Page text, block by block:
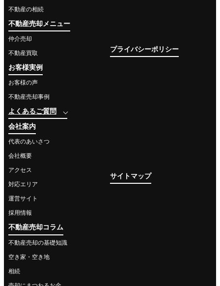
不動産の相続
不動産売却メニュー
仲介売却
不動産買取
お客様実例
お客様の声
不動産売却事例
よくあるご質問
会社案内
代表のあいさつ
会社概要
アクセス
対応エリア
運営サイト
採用情報
不動産売却コラム
不動産売却の基礎知識
空き家・空き地
相続
プライバシーポリシー
サイトマップ